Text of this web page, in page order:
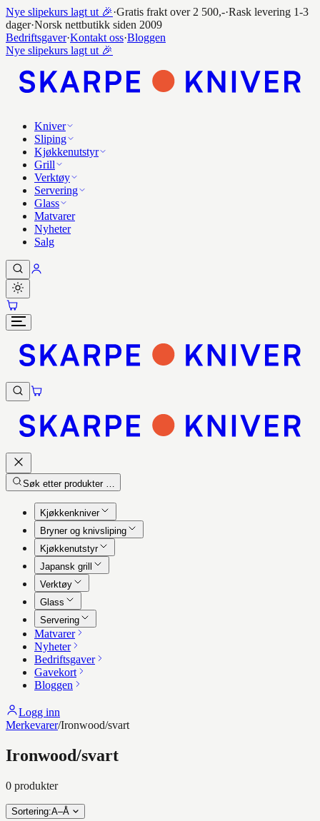
Nye slipekurs lagt ut 🎉·Gratis frakt over 2 500,-·Rask levering 1-3
dager·Norsk nettbutikk siden 2009
Bedriftsgaver·Kontakt oss·Bloggen
Nye slipekurs lagt ut 🎉
Kniver
Sliping
Kjøkkenutstyr
Grill
Verktøy
Servering
Glass
Matvarer
Nyheter
Salg
Søk etter produkter …
Kjøkkenkniver
Bryner og knivsliping
Kjøkkenutstyr
Japansk grill
Verktøy
Glass
Servering
Matvarer
Nyheter
Bedriftsgaver
Gavekort
Bloggen
Logg inn
Merkevarer/Ironwood/svart
Ironwood/svart
0 produkter
Sortering:A–Å